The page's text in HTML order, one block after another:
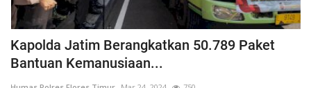
Kapolda Jatim Berangkatkan 50.789 Paket
Bantuan Kemanusiaan...